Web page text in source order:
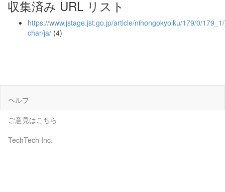
収集済み URL リスト
https://www.jstage.jst.go.jp/article/nihongokyoiku/179/0/
char/ja/ (4)
ヘルプ
ご意見はこちら
TechTech Inc.